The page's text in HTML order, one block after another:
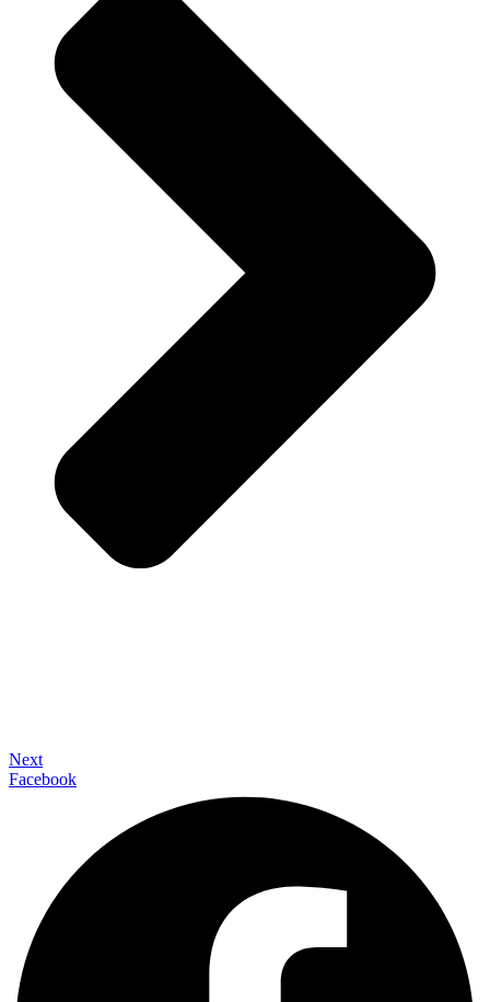
Next
Facebook